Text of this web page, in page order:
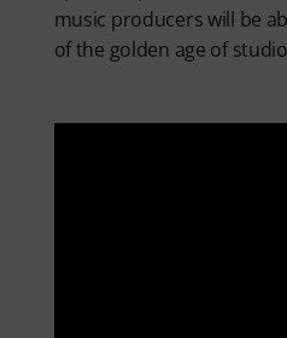
music producers will be
of the golden age of